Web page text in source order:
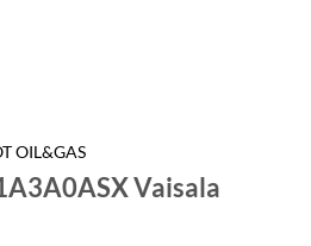
OIL&GAS
Vaisala